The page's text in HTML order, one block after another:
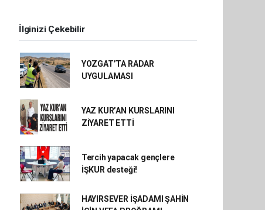
İlginizi Çekebilir
YOZGAT’TA RADAR
UYGULAMASI
YAZ KUR’AN KURSLARINI
ZİYARET ETTİ
Tercih yapacak gençlere
İŞKUR desteği!
HAYIRSEVER İŞADAMI ŞAHİN